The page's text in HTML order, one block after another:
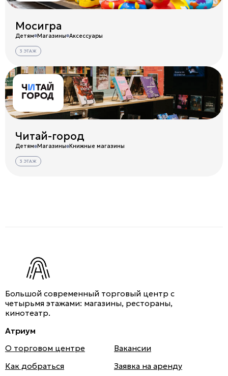
Мосигра
Детям Магазины Аксессуары
3 ЭТАЖ
Читай-город
Детям Магазины Книжные магазины
3 ЭТАЖ
Большой современный торговый центр с
четырьмя этажами: магазины, рестораны,
кинотеатр.
Атриум
О торговом центре
Как добраться
Вакансии
Заявка на аренду